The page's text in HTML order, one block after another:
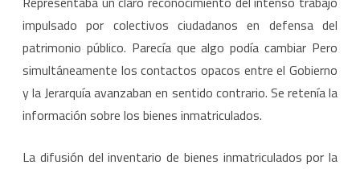
impulsado por colectivos ciudadanos en defensa del
patrimonio público. Parecía que algo podía cambiar Pero
simultáneamente los contactos opacos entre el Gobierno
y la Jerarquía avanzaban en sentido contrario. Se retenía la
información sobre los bienes inmatriculados.
La difusión del inventario de bienes inmatriculados por la